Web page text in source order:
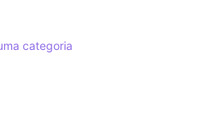
categoria